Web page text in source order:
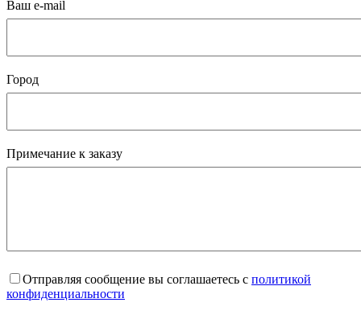
Ваш e-mail
Город
Примечание к заказу
Отправляя сообщение вы соглашаетесь с политикой
конфиденциальности